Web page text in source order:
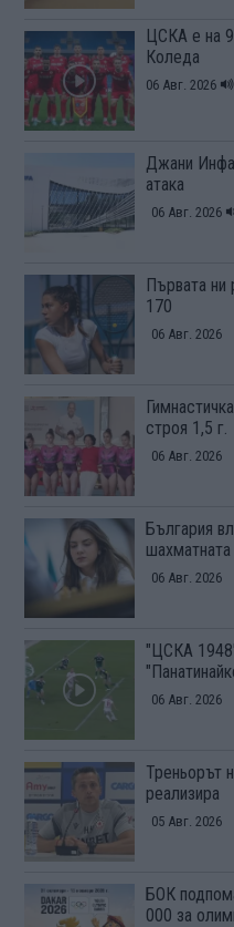
ЦСКА е на
Коледа
06 Авг. 2026
Джани
атака
06 Авг. 2026
Първата ни
170
06 Авг. 2026
строя 1,5 г.
06 Авг. 2026
България
06 Авг. 2026
"ЦСКА
06 Авг. 2026
Треньорът
реализира
05 Авг. 2026
БОК
000 за